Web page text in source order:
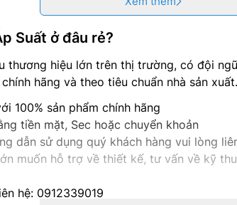
Suất ở đâu rẻ?
thương hiệu lớn trên thị trường, có đội
hãng và theo tiêu chuẩn nhà sản xuất.
100% sản phẩm chính hãng
tiền mặt, Sec hoặc chuyển khoản
dẫn sử dụng quý khách hàng vui lòng
muốn hỗ trợ về thiết kế, tư vấn về kỹ
hệ: 0912339019